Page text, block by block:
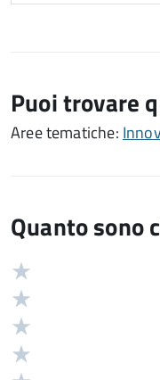
Puoi trovare
Aree tematiche:
Quanto sono
Valutazione